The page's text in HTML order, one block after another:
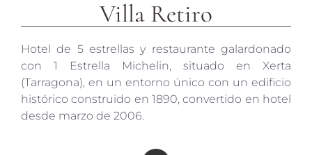
Villa Retiro
Hotel de 5 estrellas y restaurante galardonado
con 1 Estrella Michelin, situado en Xerta
(Tarragona), en un entorno único con un edificio
histórico construido en 1890, convertido en hotel
desde marzo de 2006.